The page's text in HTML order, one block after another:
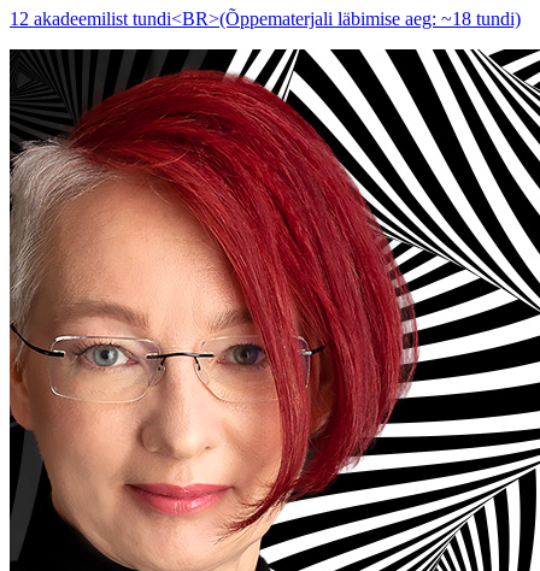
12 akadeemilist tundi<BR>(Õppematerjali läbimise aeg: ~18 tundi)